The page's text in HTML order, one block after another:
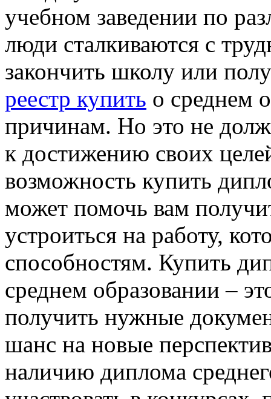
учебном заведении по
люди сталкиваются с
закончить школу или
реестр купить о среднем
причинам. Но это не
к достижению своих
возможность купить
может помочь вам
устроиться на работу,
способностям. Купить
среднем образовании –
получить нужные
шанс на новые
наличию диплома